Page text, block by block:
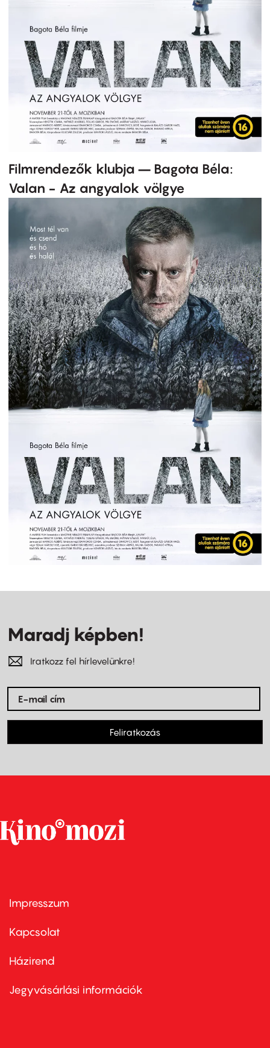
Filmrendezők klubja – Bagota Béla:
Valan - Az angyalok völgye
Maradj képben!
Iratkozz fel hírlevelünkre!
Feliratkozás
Footer
first
Impresszum
Kapcsolat
Footer
second
Házirend
Jegyvásárlási információk